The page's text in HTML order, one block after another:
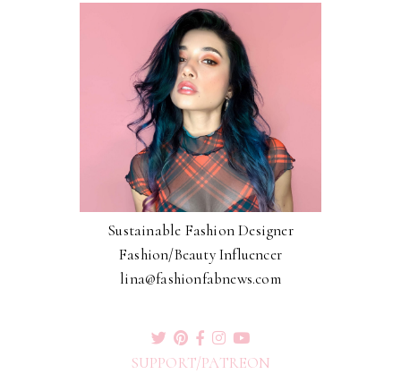
Sustainable Fashion Designer
Fashion/Beauty Influencer
lina@fashionfabnews.com
SUPPORT/PATREON